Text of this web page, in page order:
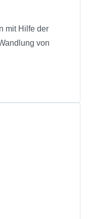
mit Hilfe der
von